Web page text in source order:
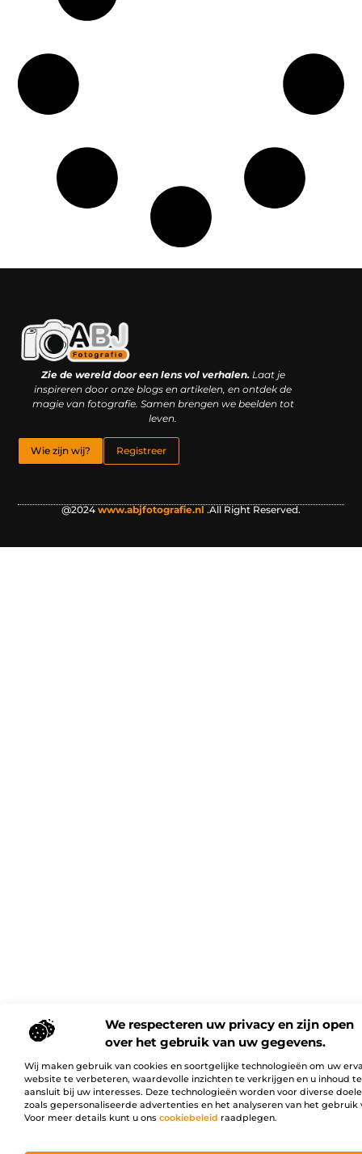
We respecteren uw privacy en zijn open
over het gebruik van uw gegevens.
Wij maken gebruik van cookies en soortgelijke technologieën om uw
website te verbeteren, waardevolle inzichten te verkrijgen en u inhoud
aansluit bij uw interesses. Deze technologieën worden voor diverse
zoals gepersonaliseerde advertenties en het analyseren van het gebruik
Voor meer details kunt u ons cookiebeleid raadplegen.
Zie de wereld door een lens vol verhalen.Laat je
inspireren door onze blogs en artikelen, en ontdek de
magie van fotografie. Samen brengen we beelden tot
leven.
Wie zijn wij? Registreer
@2024www.abjfotografie.nl .All Right Reserved.